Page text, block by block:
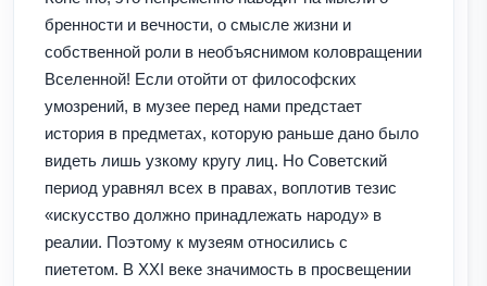
бренности и вечности, о смысле жизни и
собственной роли в необъяснимом коловращении
Вселенной! Если отойти от философских
умозрений, в музее перед нами предстает
история в предметах, которую раньше дано было
видеть лишь узкому кругу лиц. Но Советский
период уравнял всех в правах, воплотив тезис
«искусство должно принадлежать народу» в
реалии. Поэтому к музеям относились с
пиететом. В ХХI веке значимость в просвещении